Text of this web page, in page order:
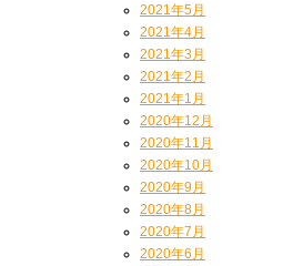
2021年5月
2021年4月
2021年3月
2021年2月
2021年1月
2020年12月
2020年11月
2020年10月
2020年9月
2020年8月
2020年7月
2020年6月